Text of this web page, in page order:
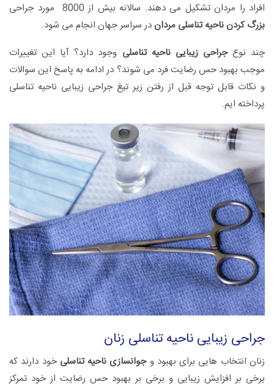
افراد را مردان تشکیل می دهند. سالانه بیش از 8000 مورد جراحی
بزرگ کردن ناحیه تناسلی مرداندر سراسر جهان انجام می شود.
چند نوعجراحی زیبایی ناحیه تناسلی وجود دارد؟ آیا این تغییرات
موجب بهبود حس رضایت فرد می شوند؟ در ادامه به پاسخ این سوالات
و نکات قابل توجه قبل از رفتن زیر تیغ جراحی زیبایی ناحیه تناسلی
پرداخته ایم.
جراحی زیبایی ناحیه تناسلی زنان
زنان انتخاب هایی برای بهبود وجوانسازی ناحیه تناسلی خود دارند که
برخی بر افزایش زیبایی و برخی بر بهبود حس رضایت از خود تمرکز